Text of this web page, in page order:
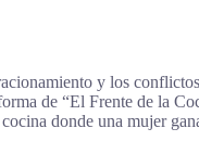
y los
de “El Frente de la
donde una mujer